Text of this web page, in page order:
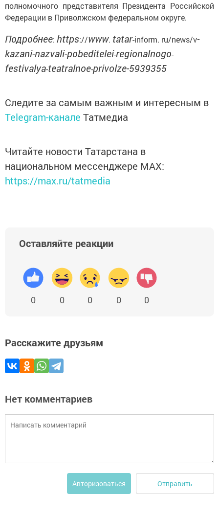
полномочного представителя Президента Российской
Федерации в Приволжском федеральном округе.
Подробнее: https://www. tatar-inform. ru/news/v-
kazani-nazvali-pobeditelei-regionalnogo-
festivalya-teatralnoe-privolze-5939355
Следите за самым важным и интересным в
Telegram-канале Татмедиа
Читайте новости Татарстана в
национальном мессенджере MАХ:
https://max.ru/tatmedia
Оставляйте реакции
0 0 0 0 0
Расскажите друзьям
Нет комментариев
Авторизоваться Отправить